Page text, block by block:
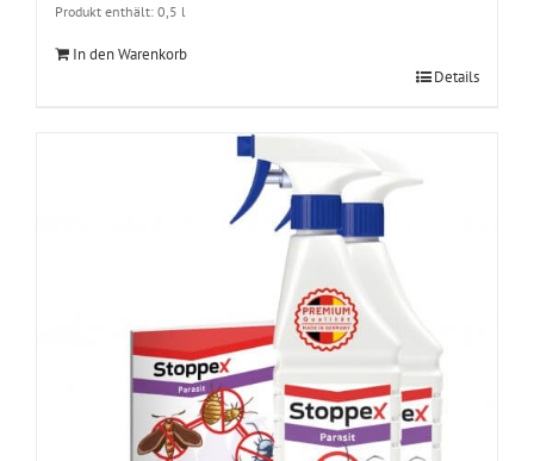
Produkt enthält: 0,5 l
In den Warenkorb
Details